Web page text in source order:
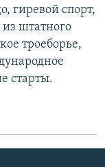
гиревой спорт,
штатного
троеборье,
старты.